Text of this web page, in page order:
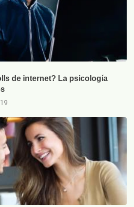
de internet? La psicología